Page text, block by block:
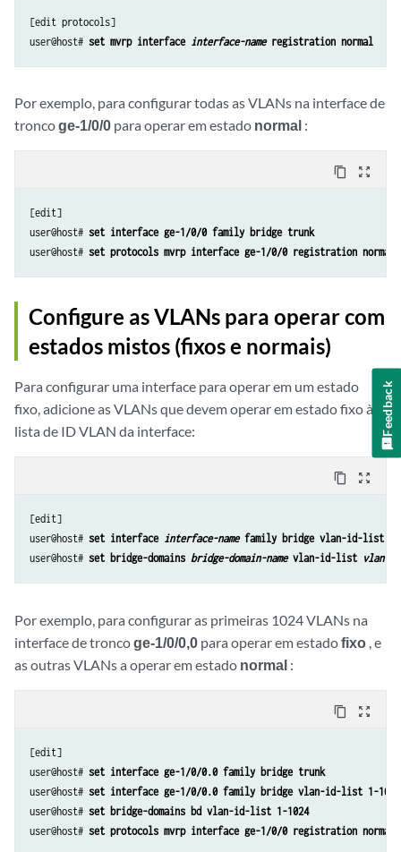
[edit protocols]
user@host# set mvrp interface interface-name registration normal
Por exemplo, para configurar todas as VLANs na interface de
troncoge-1/0/0 para operar em estado normal :
content_copy zoom_out_map
[edit]
user@host# set interface ge-1/0/0 family bridge trunk
user@host# set protocols mvrp interface ge-1/0/0 registration normal
Configure as VLANs para operar com
estados mistos (fixos e normais)
Para configurar uma interface para operar em um estado
fixo, adicione as VLANs que devem operar em estado fixo à
lista de ID VLAN da interface:
content_copy zoom_out_map
[edit]
user@host# set interface interface-name family bridge vlan-id-list
user@host# set bridge-domains bridge-domain-name vlan-id-list vlan-
Por exemplo, para configurar as primeiras 1024 VLANs na
interface de troncoge-1/0/0,0 para operar em estadofixo , e
as outras VLANs a operar em estado normal :
content_copy zoom_out_map
[edit]
user@host# set interface ge-1/0/0.0 family bridge trunk
user@host# set interface ge-1/0/0.0 family bridge vlan-id-list 1-1024
user@host# set bridge-domains bd vlan-id-list 1-1024
user@host# set protocols mvrp interface ge-1/0/0 registration normal
Feedback